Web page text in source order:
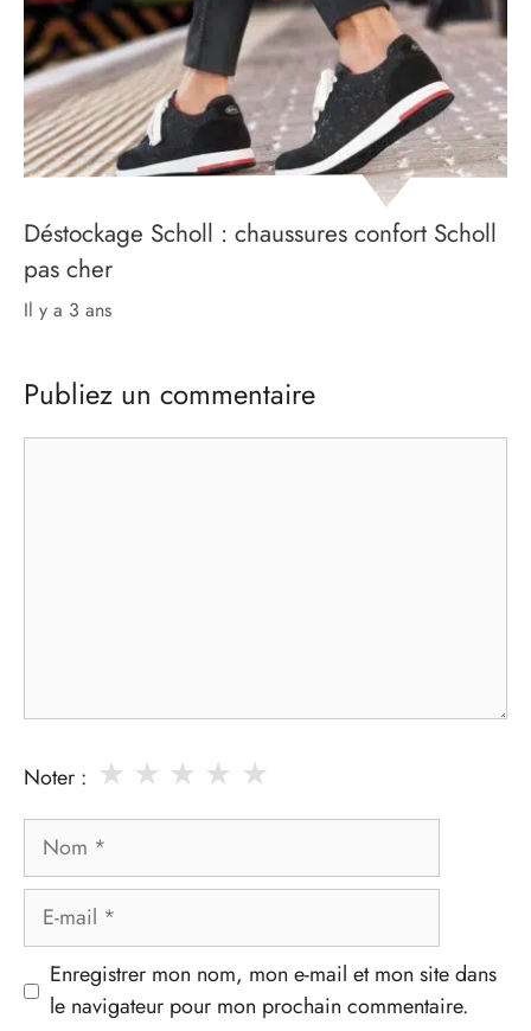
Déstockage Scholl : chaussures confort Scholl
pas cher
il y a 3 ans
Publiez un commentaire
Noter : ★
★
★
★
★
Nom
Enregistrer mon nom, mon e-mail et mon site dans
le navigateur pour mon prochain commentaire.